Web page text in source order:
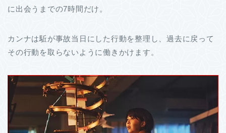
に出会うまでの7時間だけ。
カンナは駈が事故当日にした行動を整理し、過去に戻って
その行動を取らないように働きかけます。